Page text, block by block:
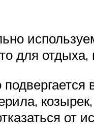
для
от